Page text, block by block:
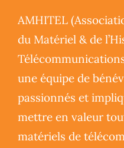
Contact
AMHITEL
du Matériel & de
une équipe de
passionnés et
mettre en valeur
matériels de